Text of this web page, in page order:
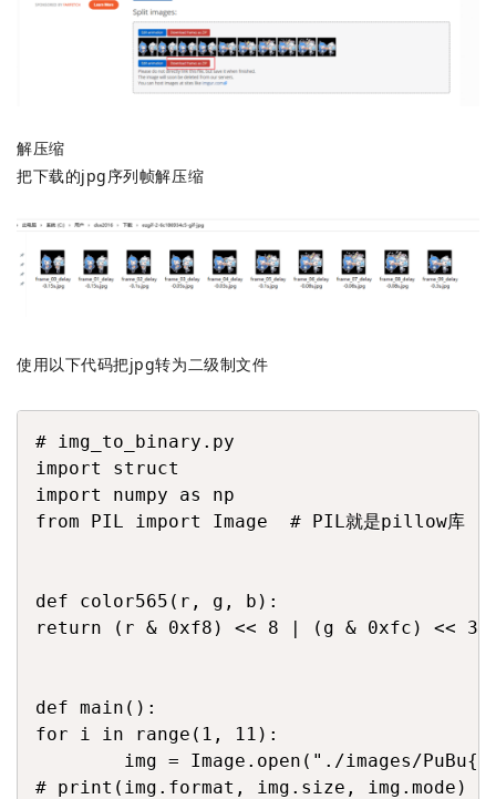
解压缩
把下载的jpg序列帧解压缩
使用以下代码把jpg转为二级制文件
# img_to_binary.py
import struct
import numpy as np
from PIL import Image  # PIL就是pillow库
def color565(r, g, b):
return (r & 0xf8) << 8 | (g & 0xfc) << 3
def main():
for i in range(1, 11):
img = Image.open("./images/
# print(img.format, img.size, img.mode)